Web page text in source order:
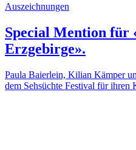
Auszeichnungen
Special Mention für
Erzgebirge».
Paula Baierlein, Kilian Kämper
dem Sehsüchte Festival für ihren